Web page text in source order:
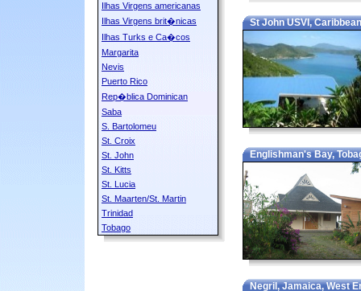
Ilhas Virgens americanas
Ilhas Virgens brit�nicas
Ilhas Turks e Ca�cos
Margarita
Nevis
Puerto Rico
Rep�blica Dominican
Saba
S. Bartolomeu
St. Croix
St. John
St. Kitts
St. Lucia
St. Maarten/St. Martin
Trinidad
Tobago
St John USVI, Caribbean
Englishman's Bay,
Negril, Jamaica, West